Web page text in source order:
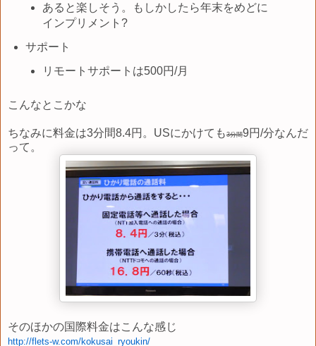
あると楽しそう。もしかしたら年末をめどに
インプリメント?
サポート
リモートサポートは500円/月
こんなとこかな
ちなみに料金は3分間8.4円。USにかけても 3分間9円/分なんだ
って。
そのほかの国際料金はこんな感じ
http://flets-w.com/kokusai_ ryoukin/